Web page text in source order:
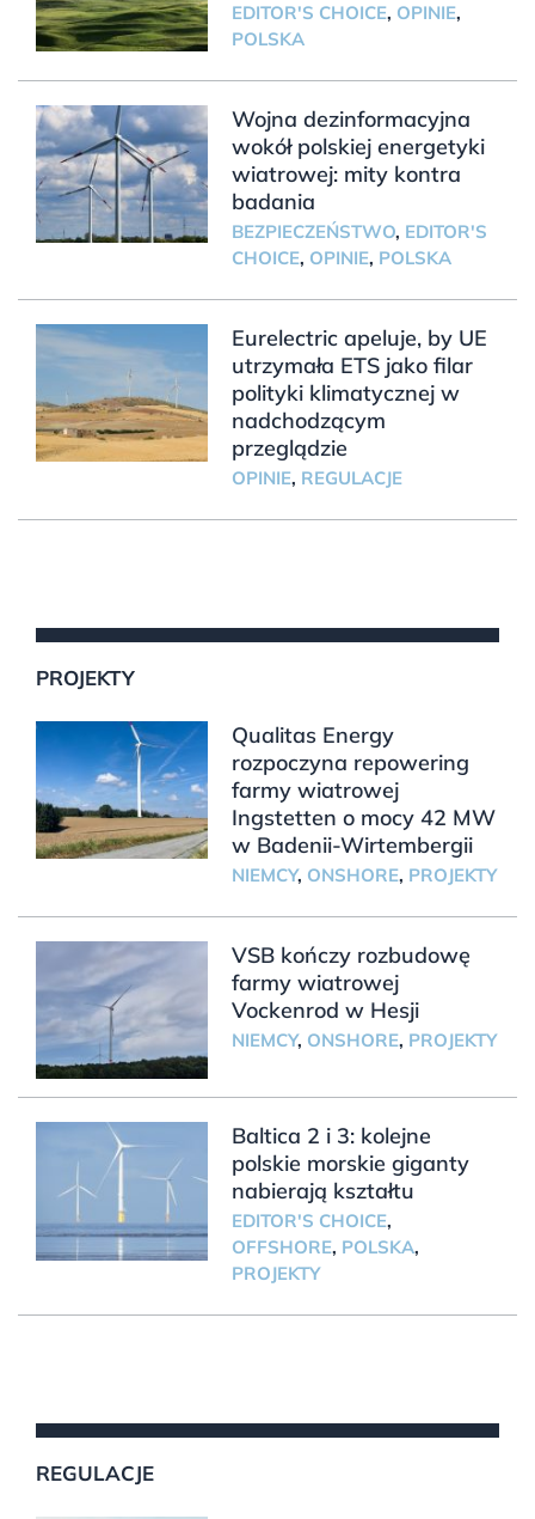
EDITOR'S CHOICE, OPINIE,
POLSKA
Wojna dezinformacyjna
wokół polskiej energetyki
wiatrowej: mity kontra
badania
BEZPIECZEŃSTWO, EDITOR'S
CHOICE, OPINIE, POLSKA
Eurelectric apeluje, by UE
utrzymała ETS jako filar
polityki klimatycznej w
nadchodzącym
przeglądzie
OPINIE, REGULACJE
PROJEKTY
Qualitas Energy
rozpoczyna repowering
farmy wiatrowej
Ingstetten o mocy 42 MW
w Badenii-Wirtembergii
NIEMCY, ONSHORE, PROJEKTY
VSB kończy rozbudowę
farmy wiatrowej
Vockenrod w Hesji
NIEMCY, ONSHORE, PROJEKTY
Baltica 2 i 3: kolejne
polskie morskie giganty
nabierają kształtu
EDITOR'S CHOICE,
OFFSHORE, POLSKA,
PROJEKTY
REGULACJE